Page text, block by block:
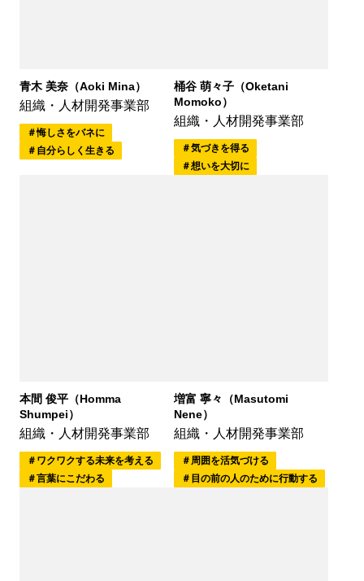
青木 美奈（Aoki Mina）
組織・人材開発事業部
悔しさをバネに
自分らしく生きる
桶谷 萌々子（Oketani
Momoko）
組織・人材開発事業部
気づきを得る
想いを大切に
本間 俊平（Homma
Shumpei）
組織・人材開発事業部
ワクワクする未来を考える
言葉にこだわる
増富 寧々（Masutomi
Nene）
組織・人材開発事業部
周囲を活気づける
目の前の人のために行動する